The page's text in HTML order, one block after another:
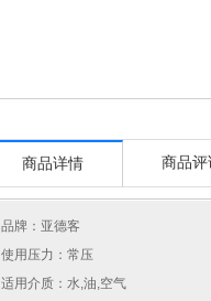
商品详情 商品评
品牌： 亚德客
使用压力：常压
适用介质：水,油,空气